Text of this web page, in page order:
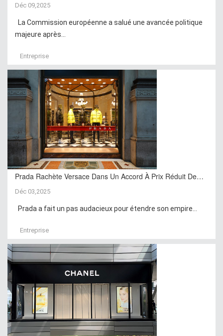
Déc 09,2025
La Commission européenne a salué une avancée politique
majeure après...
Entreprise
Prada Rachète Versace Dans Un Accord À Prix Réduit De…
Déc 03,2025
Prada a fait un pas audacieux pour étendre son empire...
Entreprise